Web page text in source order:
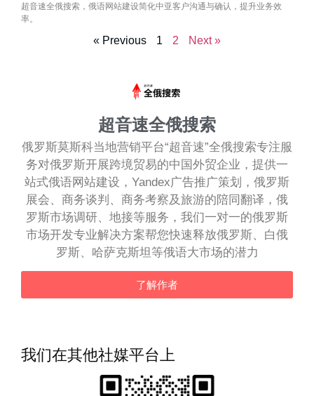
超音速全俄搜索，俄语网站建设简化中亚客户沟通与确认，提升业务效
率。
« Previous 1 2 Next »
超音速全俄搜索
俄罗斯莫斯科当地营销平台“超音速”全俄搜索专注服
务对俄罗斯开展跨境贸易的中国外贸企业，提供一
站式俄语网站建设，Yandex广告推广策划，俄罗斯
展会、商务谈判、商务考察及旅游的陪同翻译，俄
罗斯市场调研、地接等服务，我们一对一的俄罗斯
市场开发专业解决方案帮您快速释放俄罗斯、白俄
罗斯、哈萨克斯坦等俄语大市场的潜力
了解作者
我们在其他社媒平台上